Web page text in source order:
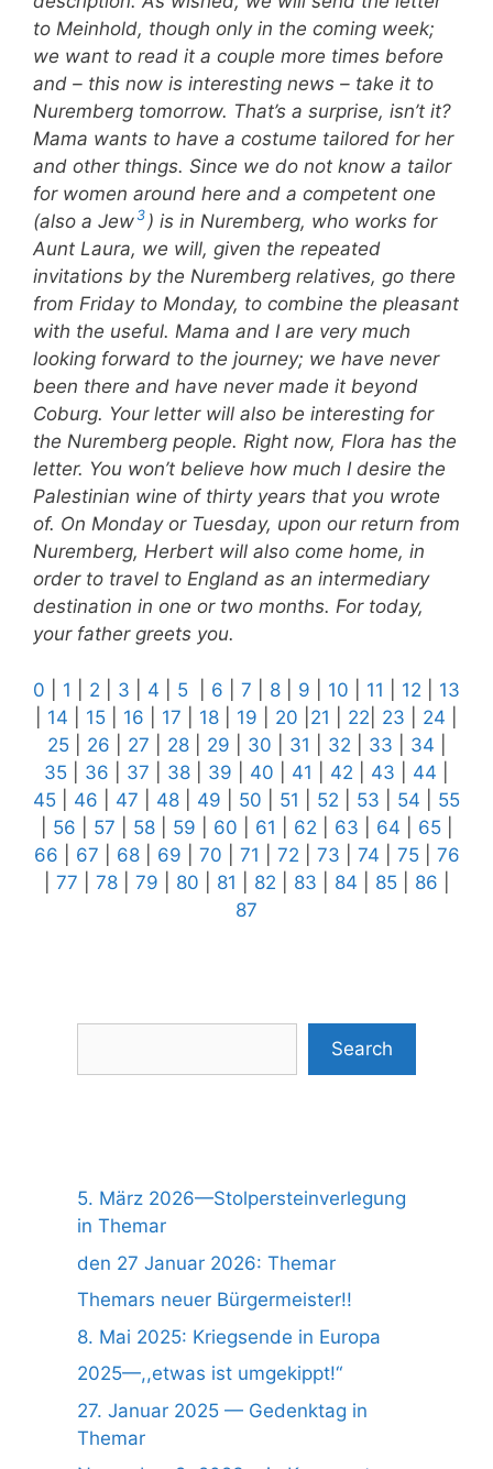
to Meinhold, though only in the coming week;
we want to read it a couple more times before
and – this now is interesting news – take it to
Nuremberg tomorrow. That’s a surprise, isn’t it?
Mama wants to have a costume tailored for her
and other things. Since we do not know a tailor
for women around here and a competent one
(also a Jew3 ) is in Nuremberg, who works for
Aunt Laura, we will, given the repeated
invitations by the Nuremberg relatives, go there
from Friday to Monday, to combine the pleasant
with the useful. Mama and I are very much
looking forward to the journey; we have never
been there and have never made it beyond
Coburg. Your letter will also be interesting for
the Nuremberg people. Right now, Flora has the
letter. You won’t believe how much I desire the
Palestinian wine of thirty years that you wrote
of. On Monday or Tuesday, upon our return from
Nuremberg, Herbert will also come home, in
order to travel to England as an intermediary
destination in one or two months. For today,
your father greets you.
0 1 2 3 4 5 6 7 8 9 10 11 12
13
14 15 16 17 18 19 20 21 22 23 24
25| 26 27 28| 29 30 31 32 33 34
35
36 37 38 39 40 41 42 43 44
45
46 47 48 49 50 51 52 53 54
55
56 57 58| 59 60 61 62 63 64 65|
66
67 68| 69 70 71 72 73 74 75| 76
77 78| 79 80 81 82 83 84 85| 86
87
Search
5. März 2026—Stolpersteinverlegung
in Themar
den 27 Januar 2026: Themar
Themars neuer Bürgermeister!!
8. Mai 2025: Kriegsende in Europa
2025—,,etwas ist umgekippt!“
27. Januar 2025 — Gedenktag in
Themar